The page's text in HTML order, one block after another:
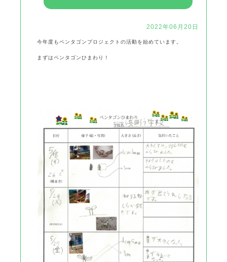
2022年06月20日
今年度もペンタゴンプロジェクトの活動を始めています。
まずはペンタゴンひまわり！